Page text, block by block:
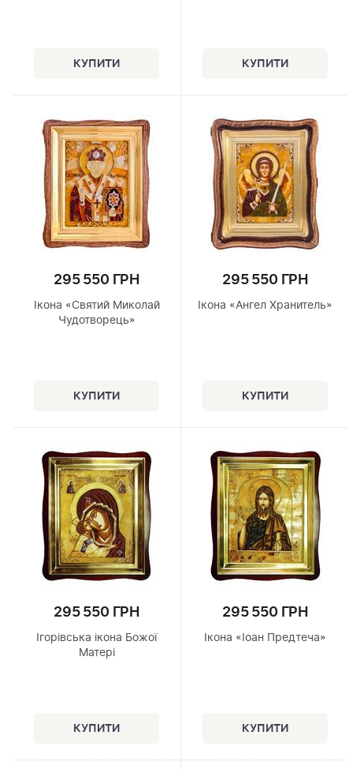
295 550 ГРН
Ікона «Святий Миколай
Чудотворець»
295 550 ГРН
Ікона «Ангел Хранитель»
295 550 ГРН
Ігорівська ікона Божої
Матері
295 550 ГРН
Ікона «Іоан Предтеча»